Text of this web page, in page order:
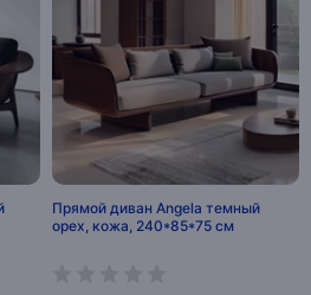
Прямой диван Angela темный
орех, кожа, 240*85*75 см